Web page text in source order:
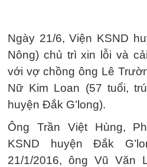
Ngày 21/6, Viện KSND
Nông) chủ trì xin lỗi và
với vợ chồng ông Lê
Nữ Kim Loan (57 tuổi,
huyện Đắk G’long).
Ông Trần Việt Hùng,
KSND huyện Đắk
21/1/2016, ông Vũ Văn